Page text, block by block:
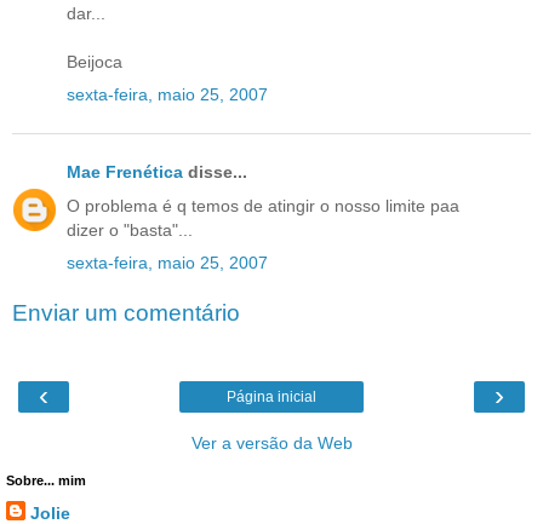
dar...
Beijoca
sexta-feira, maio 25, 2007
Mae Frenética disse...
O problema é q temos de atingir o nosso limite paa
dizer o "basta"...
sexta-feira, maio 25, 2007
Enviar um comentário
‹ ›
Página inicial
Ver a versão da Web
Sobre... mim
Jolie